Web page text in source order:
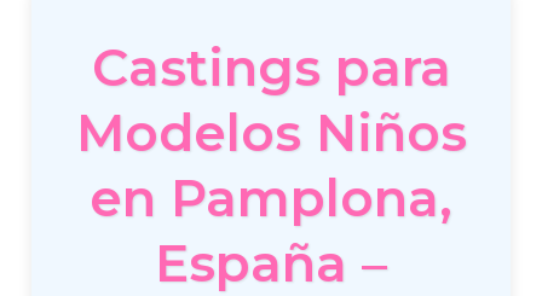
Castings para
Modelos Niños
en Pamplona,
España –